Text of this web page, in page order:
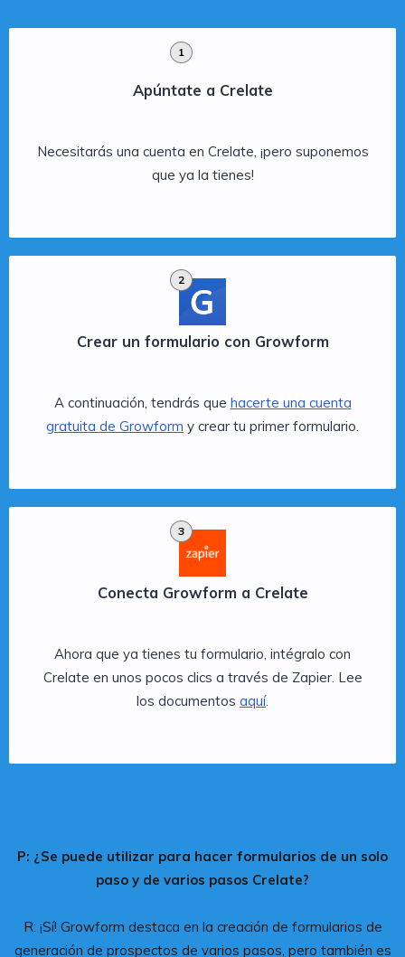
1
Apúntate a Crelate
Necesitarás una cuenta en Crelate, ¡pero suponemos
que ya la tienes!
2
Crear un formulario con Growform
A continuación, tendrás que hacerte una cuenta
gratuita de Growform y crear tu primer formulario.
3
Conecta Growform a Crelate
Ahora que ya tienes tu formulario, intégralo con
Crelate en unos pocos clics a través de Zapier. Lee
los documentos aquí.
P: ¿Se puede utilizar para hacer formularios de un solo
paso y de varios pasos Crelate?
R: ¡Sí! Growform destaca en la creación de formularios de
generación de prospectos de varios pasos, pero también es